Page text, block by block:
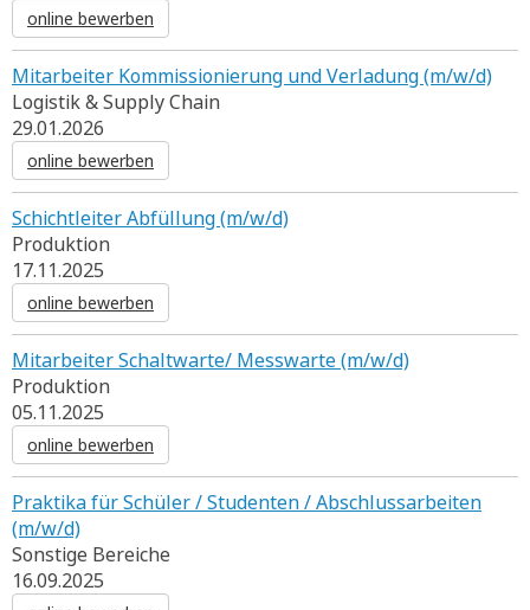
online bewerben
Mitarbeiter Kommissionierung und Verladung (m/w/d)
Logistik & Supply Chain
29.01.2026
online bewerben
Schichtleiter Abfüllung (m/w/d)
Produktion
17.11.2025
online bewerben
Mitarbeiter Schaltwarte/ Messwarte (m/w/d)
Produktion
05.11.2025
online bewerben
Praktika für Schüler / Studenten / Abschlussarbeiten
(m/w/d)
Sonstige Bereiche
16.09.2025